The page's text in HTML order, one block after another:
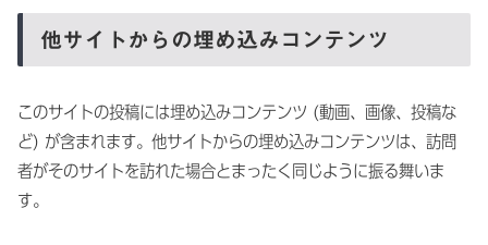
他サイトからの埋め込みコンテンツ
このサイトの投稿には埋め込みコンテンツ (動画、画像、投稿な
ど) が含まれます。他サイトからの埋め込みコンテンツは、訪問
者がそのサイトを訪れた場合とまったく同じように振る舞いま
す。